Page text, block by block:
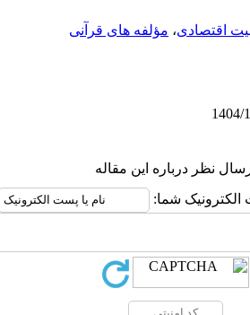
اقتصادی، مؤلفه های قرآنی
نظر درباره این مقاله
الکترونیک شما: